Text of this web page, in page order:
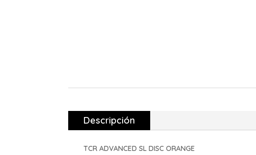
Descripción
TCR ADVANCED SL DISC ORANGE